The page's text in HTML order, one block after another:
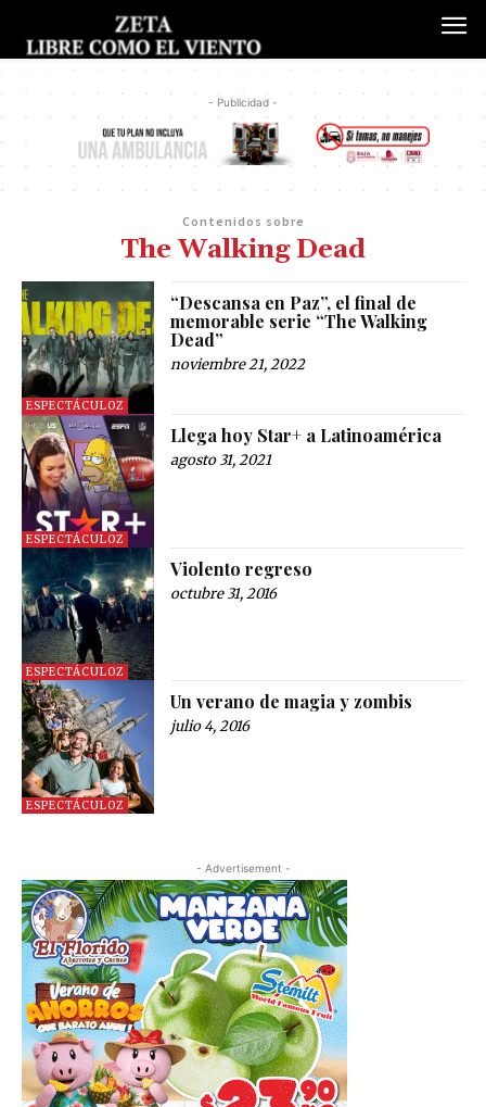
- Publicidad -
Contenidos sobre
The Walking Dead
ESPECTÁCULOZ
“Descansa en Paz”, el final de
memorable serie “The Walking
Dead”
noviembre 21, 2022
ESPECTÁCULOZ
Llega hoy Star+ a Latinoamérica
agosto 31, 2021
ESPECTÁCULOZ
Violento regreso
octubre 31, 2016
ESPECTÁCULOZ
Un verano de magia y zombis
julio 4, 2016
- Advertisement -